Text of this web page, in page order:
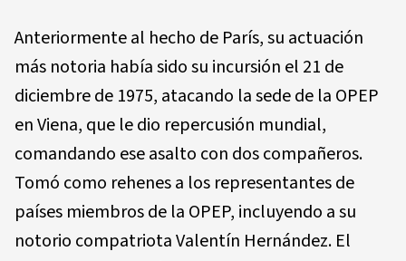
Anteriormente al hecho de París, su actuación
más notoria había sido su incursión el 21 de
diciembre de 1975, atacando la sede de la OPEP
en Viena, que le dio repercusión mundial,
comandando ese asalto con dos compañeros.
Tomó como rehenes a los representantes de
países miembros de la OPEP, incluyendo a su
notorio compatriota Valentín Hernández. El